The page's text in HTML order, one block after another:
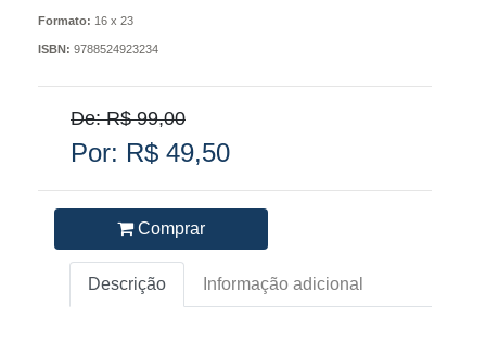
Formato: 16 x 23
ISBN: 9788524923234
De: R$ 99,00
Por: R$ 49,50
Comprar
Descrição Informação adicional